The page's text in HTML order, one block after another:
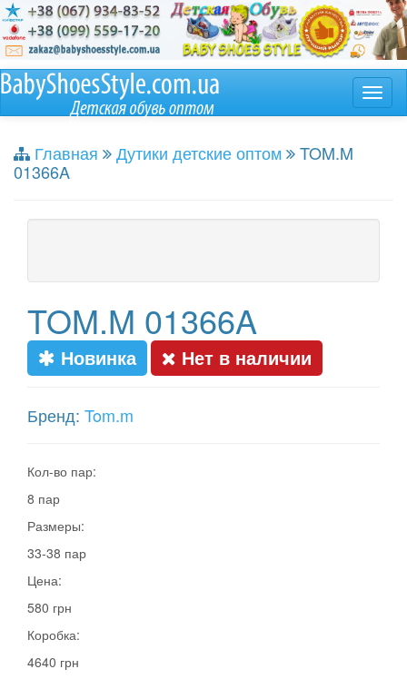
Главная Дутики детские оптом
TOM.M
01366A
TOM.M 01366A
Новинка Нет в наличии
Бренд: Tom.m
Кол-во пар:
8 пар
Размеры:
33-38 пар
Цена:
580 грн
Коробка:
4640 грн